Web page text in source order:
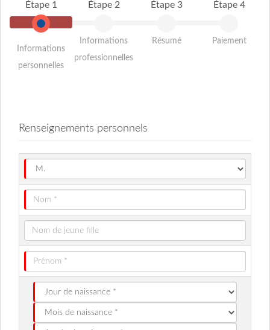
Étape 1
Informations
personnelles
Étape 2
Informations
professionnelles
Étape 3
Résumé
Étape 4
Paiement
Renseignements personnels